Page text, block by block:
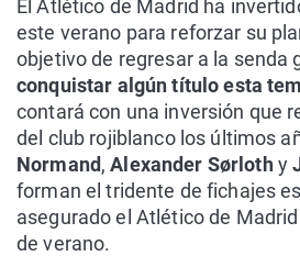
El Atlético de Madrid ha
este verano para reforzar su
objetivo de regresar a la senda
conquistar algún título esta
contará con una inversión que
del club rojiblanco los últimos
Normand,Alexander Sørlothy
forman el tridente de fichajes
asegurado el Atlético de
de verano.